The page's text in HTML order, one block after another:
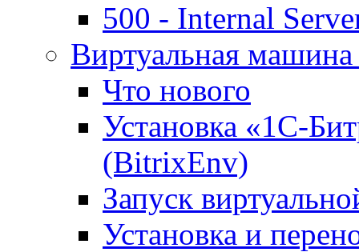
500 - Internal
Виртуальная
Что нового
Установка «1С-
(BitrixEnv)
Запуск
Установка и